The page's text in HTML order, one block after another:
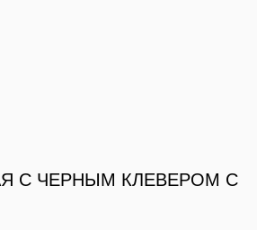
С ЧЕРНЫМ КЛЕВЕРОМ С